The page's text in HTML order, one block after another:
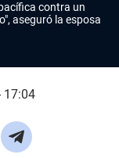
contra un
aseguró la esposa
17:04